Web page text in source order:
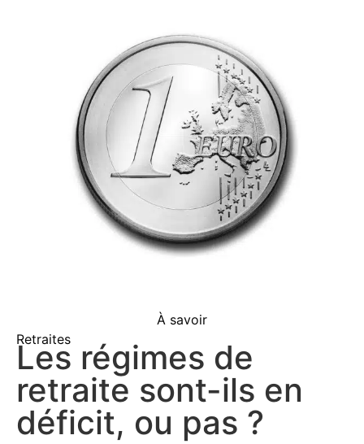
À savoir
Retraites
Les régimes de
retraite sont-ils en
déficit, ou pas ?